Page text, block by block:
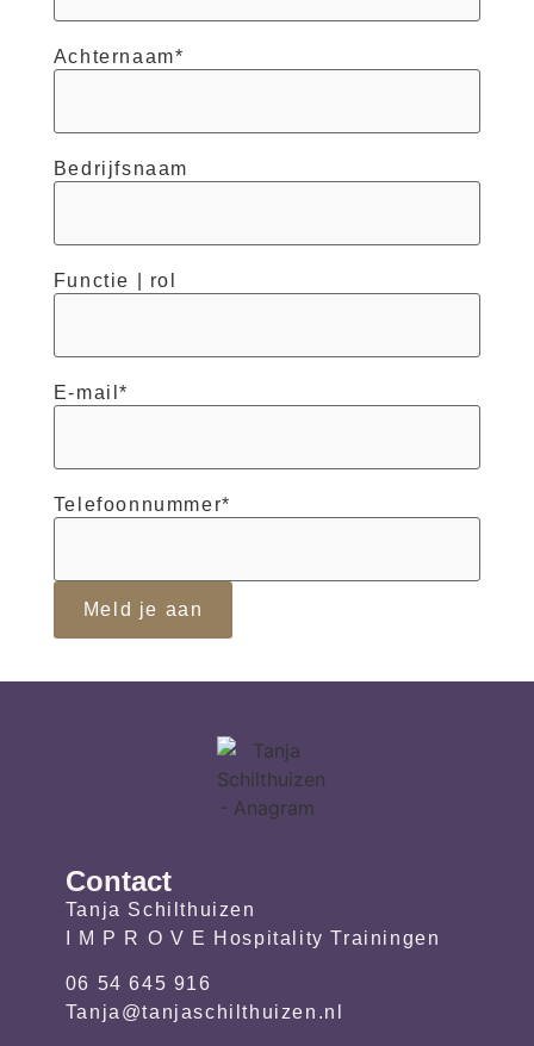
Achternaam*
Bedrijfsnaam
Functie | rol
E-mail*
Telefoonnummer*
Contact
Tanja Schilthuizen
I M P R O V E Hospitality Trainingen
06 54 645 916
Tanja@tanjaschilthuizen.nl